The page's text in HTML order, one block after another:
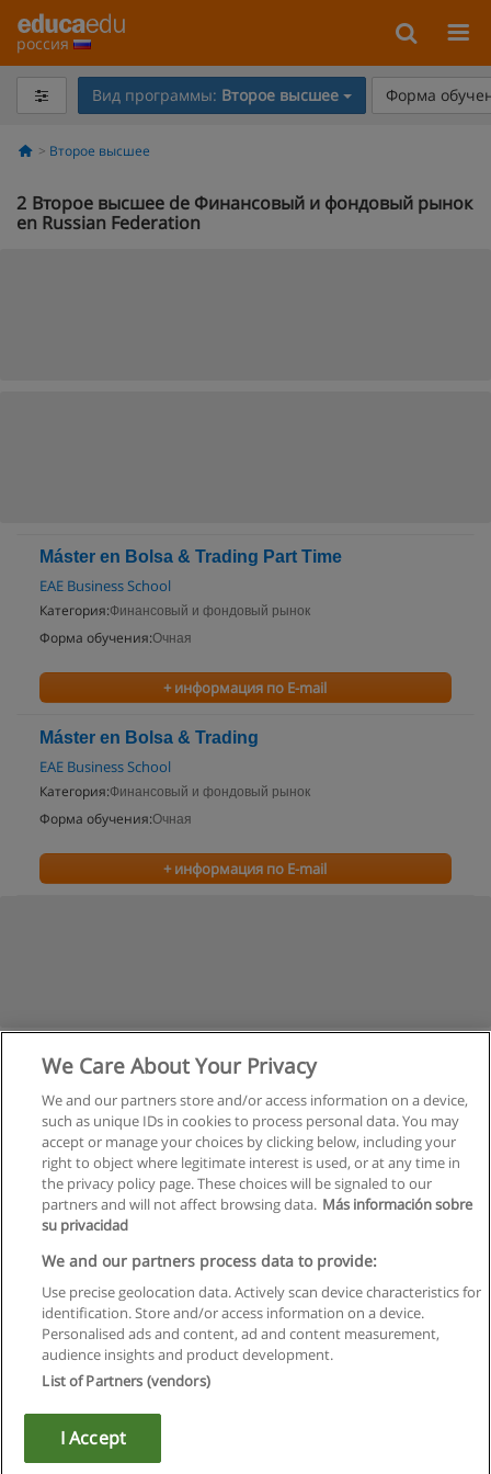
россия
Вид программы: Второе высшее Форма
Второе высшее
2 Второе высшее de Финансовый и фондовый рынок
en Russian Federation
Máster en Bolsa & Trading Part Time
EAE Business School
Категория:Финансовый и фондовый рынок
Форма обучения:Очная
+ информация по E-mail
Máster en Bolsa & Trading
EAE Business School
Категория:Финансовый и фондовый рынок
Форма обучения:Очная
+ информация по E-mail
Правила пользования
Конфиденциальность информации
Напишите Educaedu
Copyright © Educaedu Business S.L. - CIF : B-95610580: -
We Care About Your Privacy
We and our partners store and/or access information on a device,
such as unique IDs in cookies to process personal data. You may
accept or manage your choices by clicking below, including your
right to object where legitimate interest is used, or at any time in
the privacy policy page. These choices will be signaled to our
partners and will not affect browsing data. Más información sobre
su privacidad
We and our partners process data to provide:
Use precise geolocation data. Actively scan device characteristics for
identification. Store and/or access information on a device.
Personalised ads and content, ad and content measurement,
audience insights and product development.
List of Partners (vendors)
I Accept